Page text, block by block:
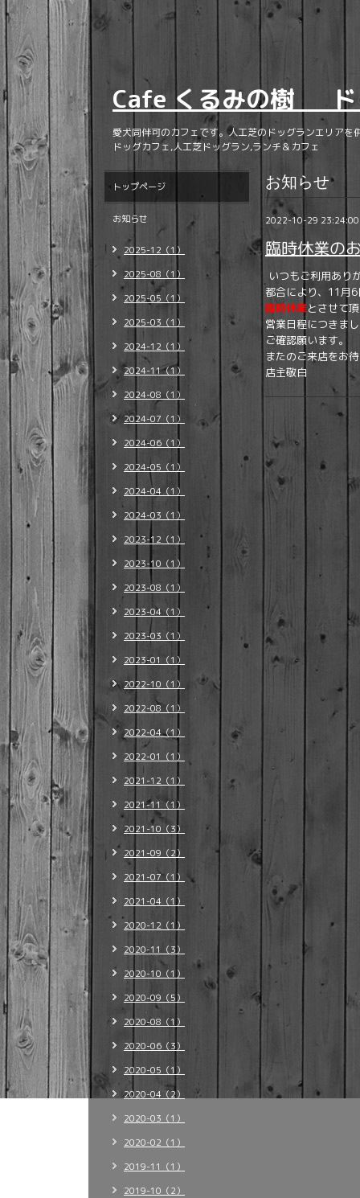
Cafe くるみの樹 ド
愛犬同伴可のカフェです。人工芝のドッグランエリア
ドッグカフェ,人工芝ドッグラン,ランチ＆カフェ
お知らせ
2022-10-29 23:24:00
臨時休業の
いつもご利用あり
都合により、11月
臨時休業とさせて
営業日程につきま
ご確認願います。
またのご来店をお
店主敬白
トップページ
お知らせ
2025-12（1）
2025-08（1）
2025-05（1）
2025-03（1）
2024-12（1）
2024-11（1）
2024-08（1）
2024-07（1）
2024-06（1）
2024-05（1）
2024-04（1）
2024-03（1）
2023-12（1）
2023-10（1）
2023-08（1）
2023-04（1）
2023-03（1）
2023-01（1）
2022-10（1）
2022-08（1）
2022-04（1）
2022-01（1）
2021-12（1）
2021-11（1）
2021-10（3）
2021-09（2）
2021-07（1）
2021-04（1）
2020-12（1）
2020-11（3）
2020-10（1）
2020-09（5）
2020-08（1）
2020-06（3）
2020-05（1）
2020-04（2）
2020-03（1）
2020-02（1）
2019-11（1）
2019-10（2）